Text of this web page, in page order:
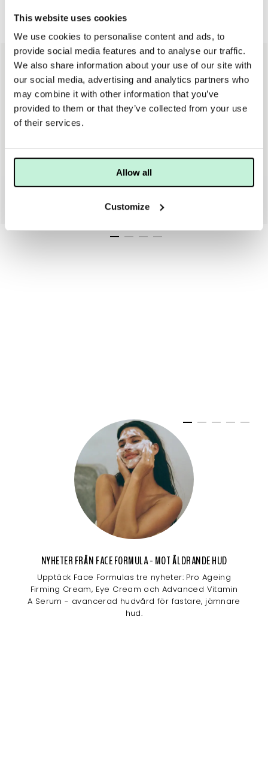
This website uses cookies
We use cookies to personalise content and ads, to
provide social media features and to analyse our traffic.
We also share information about your use of our site with
our social media, advertising and analytics partners who
may combine it with other information that you’ve
provided to them or that they’ve collected from your use
of their services.
Allow all
Customize
Ansiktsmask
MARIA ÅKERBERG
DERMACEUTIC
795 KR
NYHETER FRÅN FACE FORMULA - MOT ÅLDRANDE HUD
Upptäck Face Formulas tre nyheter: Pro Ageing
Firming Cream, Eye Cream och Advanced Vitamin
A Serum - avancerad hudvård för fastare, jämnare
hud.